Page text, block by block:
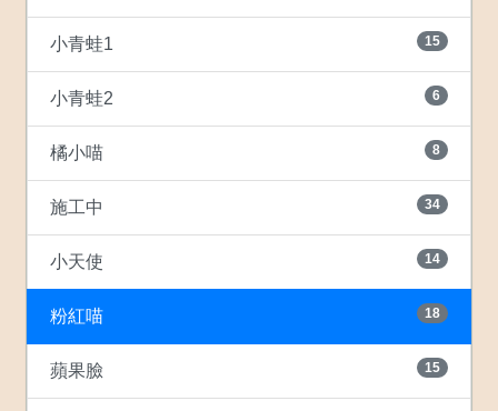
小青蛙1 15
小青蛙2 6
橘小喵 8
施工中 34
小天使 14
粉紅喵 18
蘋果臉 15